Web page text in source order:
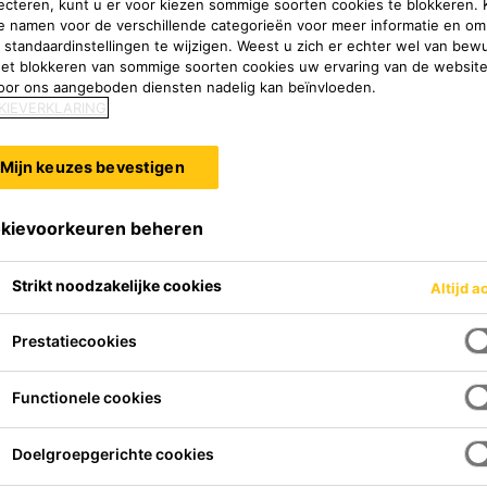
voor de marine-industrie
en productie
de
kunt u er voor kiezen sommige soorten cookies te blokkeren.
namen voor de verschillende categorieën voor meer informatie en om
standaardinstellingen te wijzigen. Weest u zich er echter wel van
blokkeren van sommige soorten cookies uw ervaring van de
ons aangeboden diensten nadelig kan beïnvloeden.
Mijn keuzes bevestigen
beheren
Strikt noodzakelijke cookies Altijd
Prestatiecookies
Functionele cookies
Doelgroepgerichte cookies